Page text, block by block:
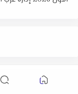
جميع